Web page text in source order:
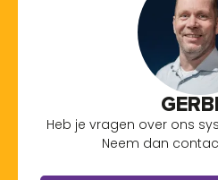
Heb je vragen over ons
Neem dan